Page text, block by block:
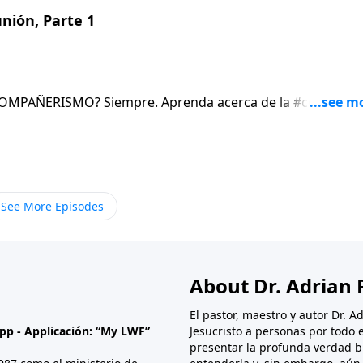
Parte 1
el GOZO.1 Jn. 1:5-2:6
See More Episodes
- Applicación: “My LWF”
About Dr. Adrian
El pastor, maestro y autor Dr.
Jesucristo a personas por
presentar la profunda verdad